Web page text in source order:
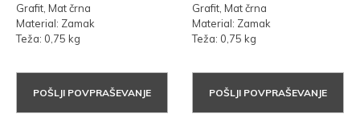
Grafit, Mat črna
Material: Zamak
Teža: 0,75 kg
POŠLJI POVPRAŠEVANJE
Grafit, Mat črna
Material: Zamak
Teža: 0,75 kg
POŠLJI POVPRAŠEVANJE